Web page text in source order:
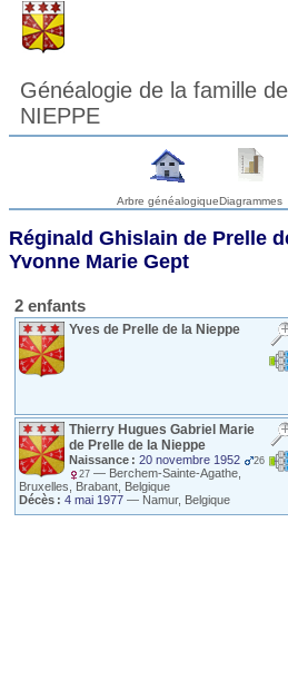
Généalogie de la famille
NIEPPE
Arbre généalogiqueDiagrammes
Réginald Ghislain de Prelle
Yvonne Marie Gept
2 enfants
Yves de Prelle de la Nieppe
Thierry Hugues Gabriel Marie
de Prelle de la Nieppe
Naissance : 20 novembre 1952
26
27— Berchem-Sainte-Agathe,
Bruxelles, Brabant, Belgique
Décès : 4 mai 1977 — Namur, Belgique